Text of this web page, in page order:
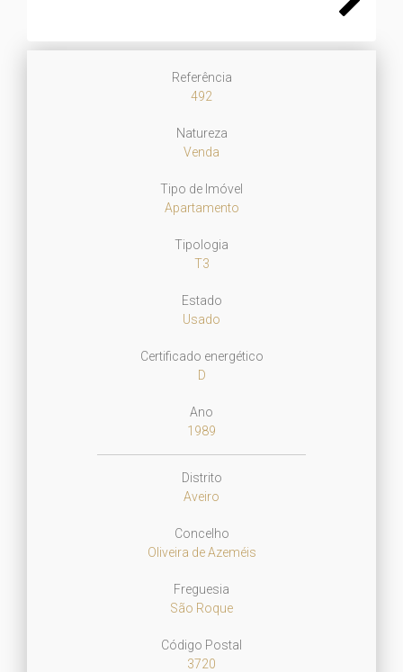
Referência
492
Natureza
Venda
Tipo de Imóvel
Apartamento
Tipologia
T3
Estado
Usado
Certificado energético
D
Ano
1989
Distrito
Aveiro
Concelho
Oliveira de Azeméis
Freguesia
São Roque
Código Postal
3720